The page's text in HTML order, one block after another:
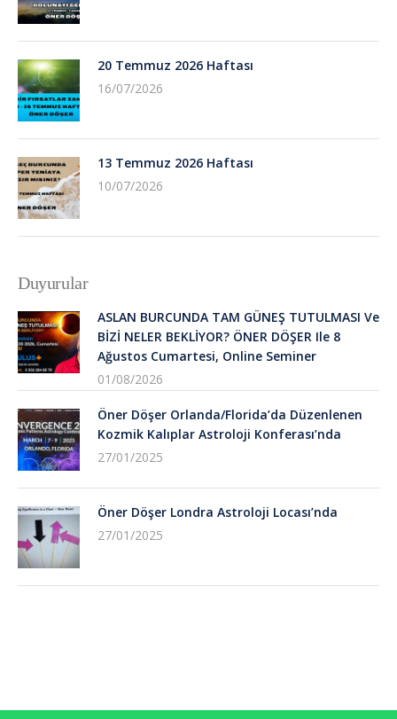
20 Temmuz 2026 Haftası
16/07/2026
13 Temmuz 2026 Haftası
10/07/2026
Duyurular
ASLAN BURCUNDA TAM GÜNEŞ TUTULMASI Ve
BİZİ NELER BEKLİYOR? ÖNER DÖŞER Ile 8
Ağustos Cumartesi, Online Seminer
01/08/2026
Öner Döşer Orlanda/Florida’da Düzenlenen
Kozmik Kalıplar Astroloji Konferası’nda
27/01/2025
Öner Döşer Londra Astroloji Locası’nda
27/01/2025